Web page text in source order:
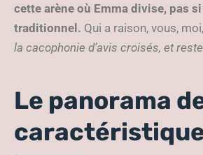
cette arène où Emma divise, pas
traditionnel. Qui a raison, vous,
la cacophonie d’avis croisés, et
Le panorama